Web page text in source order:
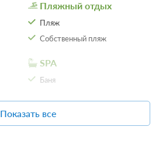
Пляжный отдых
Пляж
Собственный пляж
SPA
Баня
Другое
Не допускается размещение
с домашними животными
Показать все